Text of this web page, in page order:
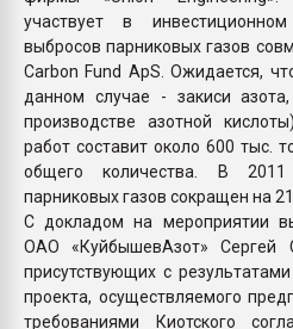
участвует в
выбросов парниковых газов
Carbon Fund ApS. Ожидается,
данном случае - закиси
производстве азотной
работ составит около 600 тыс.
общего количества. В
парниковых газов сокращен на
С докладом на мероприятии
ОАО «КуйбышевАзот» Сергей
присутствующих с
проекта, осуществляемого
требованиями Киотского